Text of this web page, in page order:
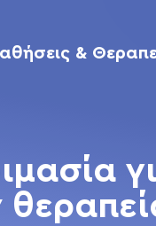
&